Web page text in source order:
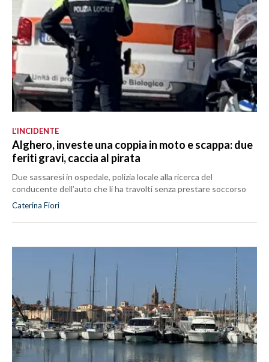
L’INCIDENTE
Alghero, investe una coppia in moto e scappa: due
feriti gravi, caccia al pirata
Due sassaresi in ospedale, polizia locale alla ricerca del
conducente dell’auto che li ha travolti senza prestare soccorso
Caterina Fiori